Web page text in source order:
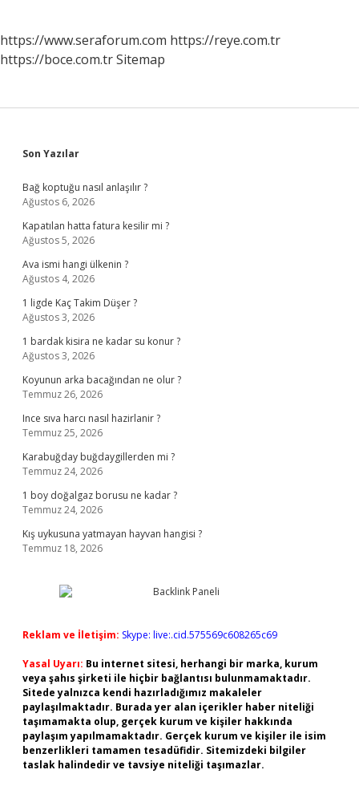
https://www.seraforum.com https://reye.com.tr
https://boce.com.trSitemap
Sidebar
Son Yazılar
Bağ koptuğu nasıl anlaşılır ?
Ağustos 6, 2026
Kapatılan hatta fatura kesilir mi ?
Ağustos 5, 2026
Ava ismi hangi ülkenin ?
Ağustos 4, 2026
1 ligde Kaç Takim Düşer ?
Ağustos 3, 2026
1 bardak kisira ne kadar su konur ?
Ağustos 3, 2026
Koyunun arka bacağından ne olur ?
Temmuz 26, 2026
Ince sıva harcı nasıl hazirlanir ?
Temmuz 25, 2026
Karabuğday buğdaygillerden mi ?
Temmuz 24, 2026
1 boy doğalgaz borusu ne kadar ?
Temmuz 24, 2026
Kış uykusuna yatmayan hayvan hangisi ?
Temmuz 18, 2026
Reklam ve İletişim: Skype: live:.cid.575569c608265c69
Yasal Uyarı: Bu internet sitesi, herhangi bir marka, kurum
veya şahıs şirketi ile hiçbir bağlantısı bulunmamaktadır.
Sitede yalnızca kendi hazırladığımız makaleler
paylaşılmaktadır. Burada yer alan içerikler haber niteliği
taşımamakta olup, gerçek kurum ve kişiler hakkında
paylaşım yapılmamaktadır. Gerçek kurum ve kişiler ile isim
benzerlikleri tamamen tesadüfidir. Sitemizdeki bilgiler
taslak halindedir ve tavsiye niteliği taşımazlar.